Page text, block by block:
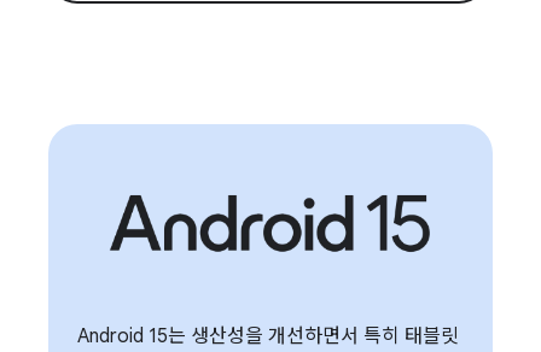
Android 15는 생산성을 개선하면서 특히 태블릿